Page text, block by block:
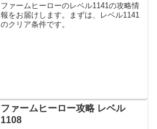
ファームヒーローのレベル1141の攻略情
報をお届けします。まずは、レベル1141
のクリア条件です。
ファームヒーロー攻略 レベル
1108